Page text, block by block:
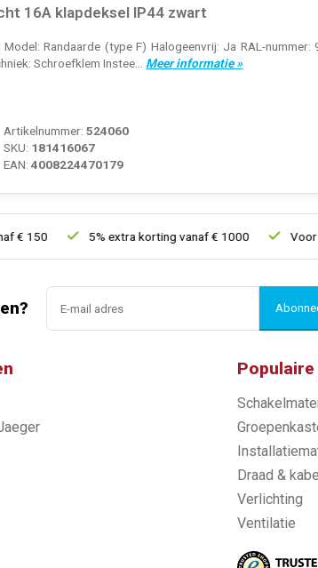
16A klapdeksel IP44 zwart
Randaarde (type F) Halogeenvrij: Ja RAL-nummer:
Schroefklem Instee... Meer informatie »
Artikelnummer:524060
SKU: 181416067
EAN:4008224470179
5% extra korting vanaf € 1000 Voor 21u
Draad & kabel
Verlichting
Ventilatie